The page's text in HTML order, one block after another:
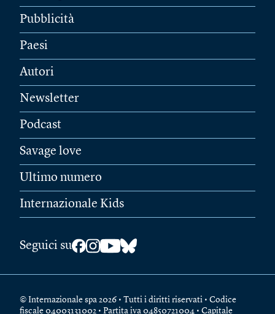
Pubblicità
Paesi
Autori
Newsletter
Podcast
Savage love
Ultimo numero
Internazionale Kids
Seguici su
© Internazionale spa 2026 • Tutti i diritti riservati • Codice
fiscale 04003131002 • Partita iva 04850721004 • Capitale